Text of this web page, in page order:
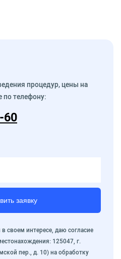
процедур, цены на
телефону:
60
заявку
своем интересе, даю согласие
125047, г.
пер., д. 10) на обработку